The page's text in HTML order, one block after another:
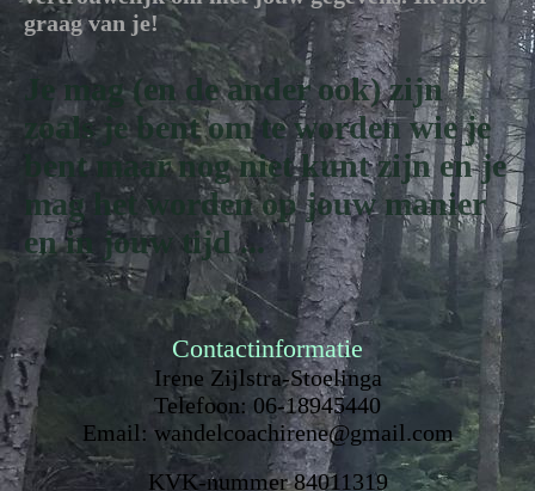
graag van je!
Je mag (en de ander ook) zijn
zoals je bent om te worden wie je
bent maar nog niet kunt zijn en je
mag het worden op jouw manier
en in jouw tijd ...
Contactinformatie
Irene Zijlstra-Stoelinga
Telefoon: 06-18945440
Email: wandelcoachirene@gmail.com
KVK-nummer 84011319